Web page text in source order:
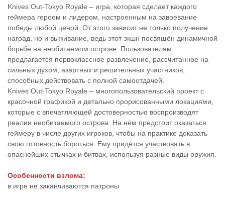
Knives Out-Tokyo Royale – игра, которая сделает каждого
геймера героем и лидером, настроенным на завоевание
победы любой ценой. От этого зависит не только получение
наград, но и выживание, ведь этот экшн посвящён динамичной
борьбе на необитаемом острове. Пользователям
предлагается первоклассное развлечение, рассчитанное на
сильных духом, азартных и решительных участников,
способных действовать с полной самоотдачей.
Knives Out-Tokyo Royale – многопользовательский проект с
красочной графикой и детально прорисованными локациями,
которые с впечатляющей достоверностью воспроизводят
реалии необитаемого острова. На нём предстоит оказаться
геймеру в числе других игроков, чтобы на практике доказать
свою готовность бороться. Ему придётся участвовать в
опаснейших стычках и битвах, используя разные виды оружия.
Особенности взлома:
в игре не заканчиваются патроны